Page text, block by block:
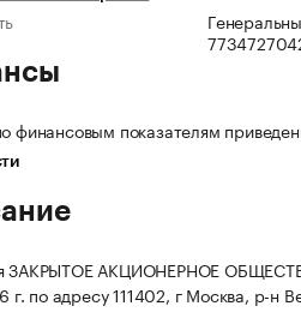
финансовым показателям
ЗАКРЫТОЕ АКЦИОНЕРНОЕ
г. по адресу 111402, г Москва, р-н